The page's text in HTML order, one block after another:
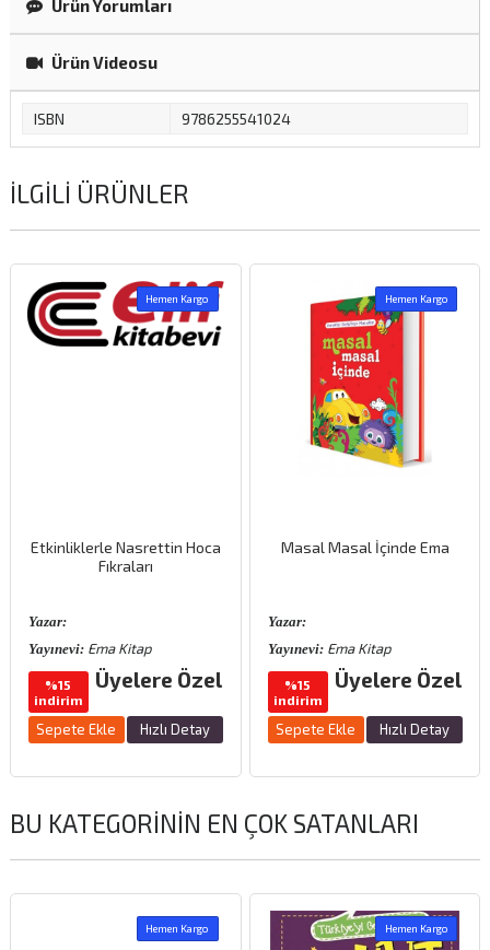
Ürün Yorumları
Ürün Videosu
ISBN 9786255541024
İLGILI ÜRÜNLER
Hemen Kargo
Etkinliklerle Nasrettin Hoca
Fıkraları
Yazar:
Yayınevi:Ema Kitap
%15
indirim
Üyelere Özel
Sepete Ekle Hızlı Detay
Hemen Kargo
Masal Masal İçinde Ema
Yazar:
Yayınevi:Ema Kitap
%15
indirim
Üyelere Özel
Sepete Ekle Hızlı Detay
BU KATEGORININ EN ÇOK SATANLARI
Hemen Kargo Hemen Kargo